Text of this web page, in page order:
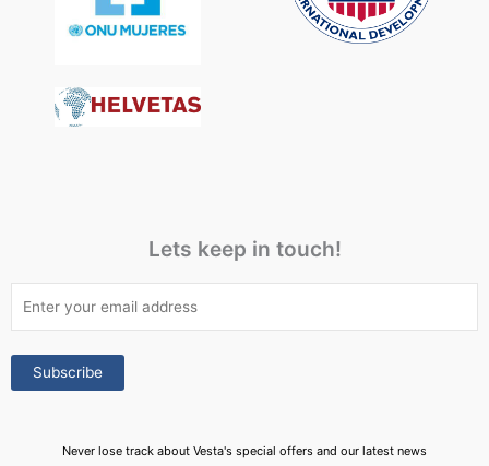
Lets keep in touch!
Never lose track about Vesta's special offers and our latest news